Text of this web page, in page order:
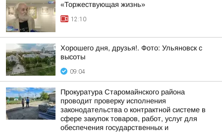
«Торжествующая жизнь»
12:10
Хорошего дня, друзья!. Фото: Ульяновск с
высоты
09:04
Прокуратура Старомайнского района
проводит проверку исполнения
законодательства о контрактной системе в
сфере закупок товаров, работ, услуг для
обеспечения государственных и